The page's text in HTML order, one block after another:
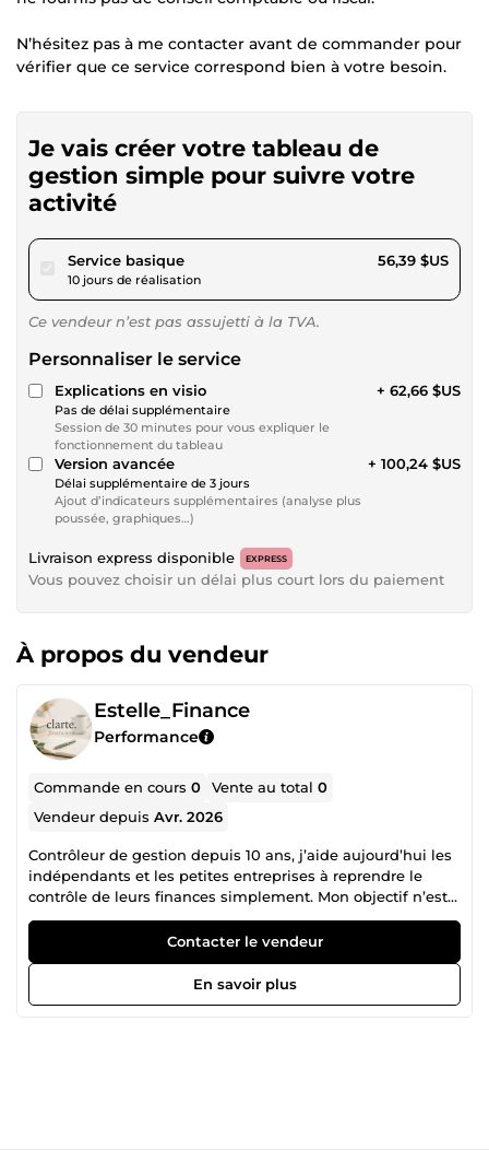
N’hésitez pas à me contacter avant de commander pour
vérifier que ce service correspond bien à votre besoin.
Je vais créer votre tableau de
gestion simple pour suivre votre
activité
Service basiquepour 51,97 $US
10 jours de réalisation
56,39 $US
Ce vendeur n’est pas assujetti à la TVA.
Personnaliser le service
Explications en visio
Pas de délai supplémentaire
Session de 30 minutes pour vous expliquer le
fonctionnement du tableau
+ 62,66 $US
Version avancée
Délai supplémentaire de 3 jours
Ajout d’indicateurs supplémentaires (analyse plus
poussée, graphiques…)
+ 100,24 $US
Livraison express disponible EXPRESS
Vous pouvez choisir un délai plus court lors du paiement
À propos du vendeur
Estelle_Finance
Performance
Commande en cours0 Vente au total0
Vendeur depuisAvr. 2026
Contrôleur de gestion depuis 10 ans, j’aide aujourd’hui les
indépendants et les petites entreprises à reprendre le
contrôle de leurs finances simplement. Mon objectif n’est
pas de créer des fichiers complexes, mais des outils clairs,
faciles à utiliser et vraiment utiles au quotidien. Je vous
aide à créer des tableaux de bords, suivre votre chiffre
d’affaires et vos dépenses, comprendre votre rentabilité.
Contacter le vendeur
En savoir plus